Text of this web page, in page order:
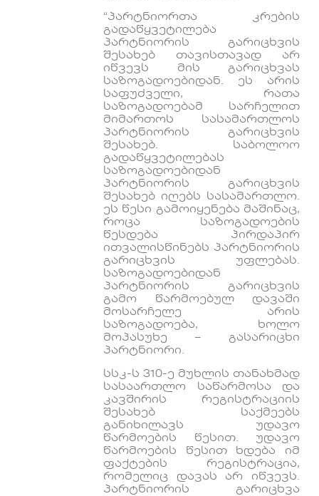
“პარტნიორთა კრების
გადაწყვეტილება
პარტნიორის გარიცხვის
შესახებ თავისთავად არ
იწვევს მის გარიცხვას
საზოგადოებიდან. ეს არის
საფუძველი, რათა
საზოგადოებამ სარჩელით
მიმართოს სასამართლოს
პარტნიორის გარიცხვის
შესახებ. საბოლოო
გადაწყვეტილებას
საზოგადოებიდან
პარტნიორის გარიცხვის
შესახებ იღებს სასამართლო.
ეს წესი გამოიყენება მაშინაც,
როცა საზოგადოების
წესდება პირდაპირ
ითვალისწინებს პარტნიორის
გარიცხვის უფლებას.
საზოგადოებიდან
პარტნიორის გარიცხვის
გამო წარმოებულ დავაში
მოსარჩელე არის
საზოგადოება, ხოლო
მოპასუხე – გასარიცხი
პარტნიორი.
სსკ-ს 310-ე მუხლის თანახმად
სასაართლო საწარმოსა და
კავშირის რეგისტრაციის
შესახებ საქმეებს
განიხილავს უდავო
წარმოების წესით. უდავო
წარმოების წესით ხდება იმ
ფაქტების რეგისტრაცია,
რომელიც დავას არ იწვევს.
პარტნიორის გარიცხვა